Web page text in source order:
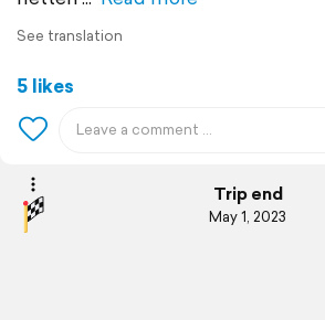
See translation
5 likes
Trip end
May 1, 2023